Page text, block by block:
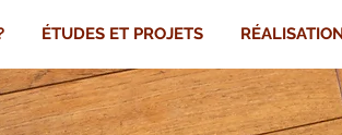
ÉTUDES ET PROJETS